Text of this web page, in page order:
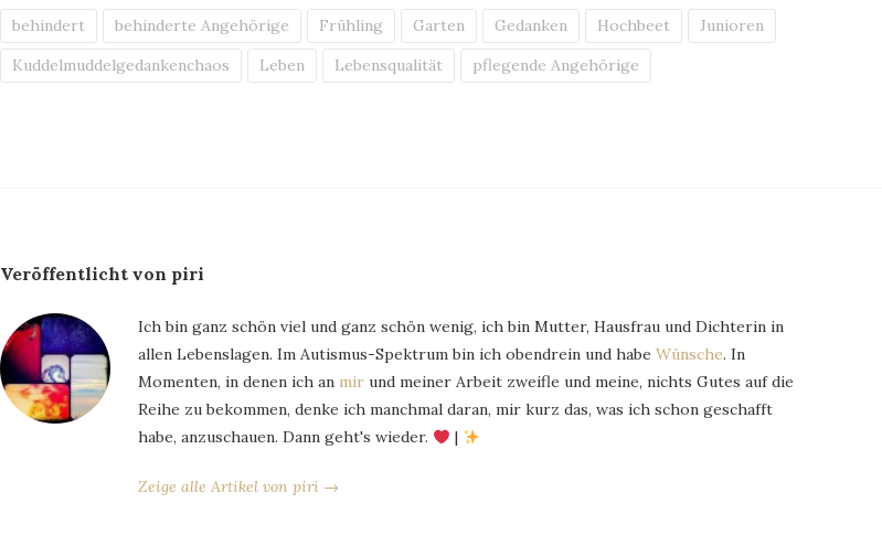
behindert behinderte Angehörige Frühling Garten Gedanken Hochbeet
Junioren
Kuddelmuddelgedankenchaos
Leben Lebensqualität pflegende Angehörige
Veröffentlicht von piri
Ich bin ganz schön viel und ganz schön wenig, ich bin Mutter, Hausfrau und Dichterin in
allen Lebenslagen. Im Autismus-Spektrum bin ich obendrein und habeWünsche. In
Momenten, in denen ich an mir und meiner Arbeit zweifle und meine, nichts Gutes auf die
Reihe zu bekommen, denke ich manchmal daran, mir kurz das, was ich schon geschafft
habe, anzuschauen. Dann geht's wieder.
|
Zeige alle Artikel von piri →